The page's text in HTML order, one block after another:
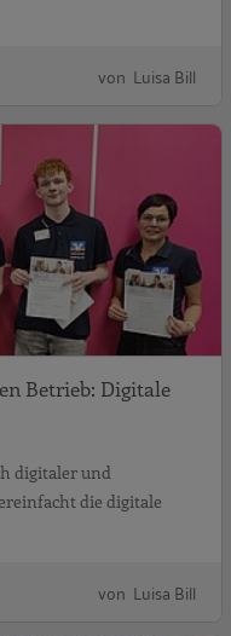
von Luisa Bill
Betrieb: Digitale
digitaler und
die digitale
von Luisa Bill